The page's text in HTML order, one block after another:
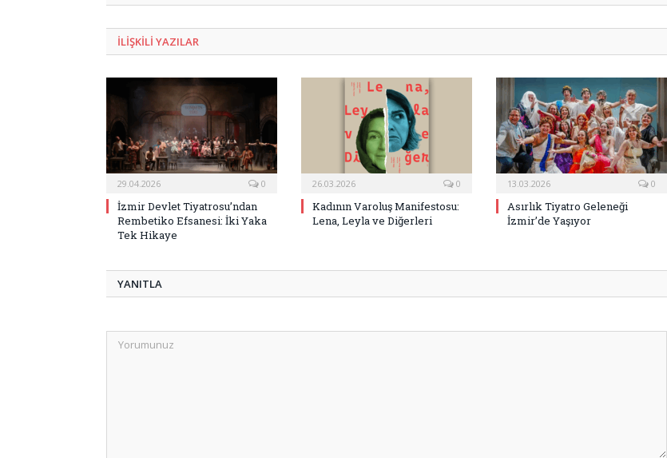
ILIŞKILI YAZILAR
29.04.2026 0
İzmir Devlet Tiyatrosu’ndan
Rembetiko Efsanesi: İki Yaka
Tek Hikaye
26.03.2026 0
Kadının Varoluş Manifestosu:
Lena, Leyla ve Diğerleri
13.03.2026 0
Asırlık Tiyatro Geleneği
İzmir’de Yaşıyor
YANITLA